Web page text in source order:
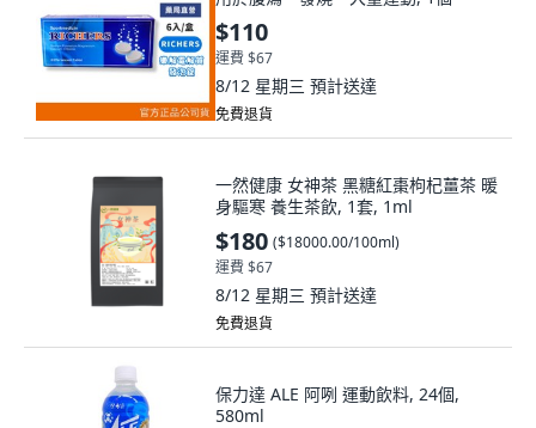
$110
運費 $67
8/12 星期三 預計送達
免費退貨
一然健康 女神茶 黑糖紅棗枸杞薑茶 暖
身驅寒 養生茶飲, 1套, 1ml
$180 ($18000.00/100ml)
運費 $67
8/12 星期三 預計送達
免費退貨
保力達 ALE 阿咧 運動飲料, 24個,
580ml